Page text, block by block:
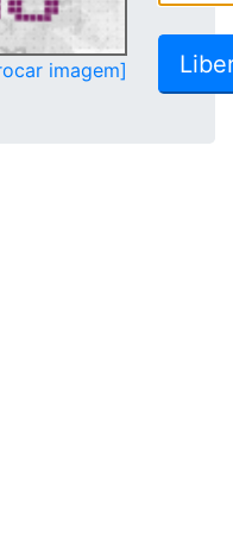
imagem]